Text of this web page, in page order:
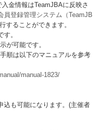
金情報はTeamJBAに反映さ
員登録管理システム（TeamJB
することができます。
。
が可能です。
順は以下のマニュアルを参考
manual-1823/
込も可能になります。(主催者